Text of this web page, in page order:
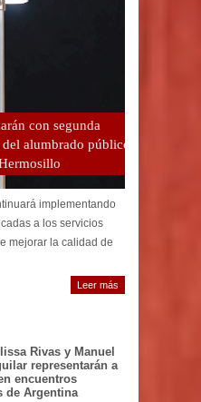
con segunda
alumbrado público
implementando
a los servicios
mejorar la calidad de
Leer más
Rivas y Manuel
representarán a
encuentros
de Argentina